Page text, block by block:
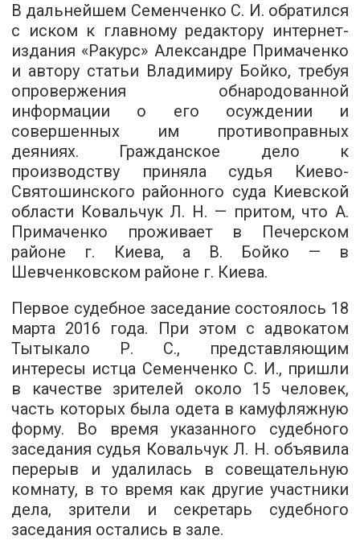
В дальнейшем Семенченко С. И. обратился
с иском к главному редактору интернет-
издания «Ракурс» Александре Примаченко
и автору статьи Владимиру Бойко, требуя
опровержения обнародованной
информации о его осуждении и
совершенных им противоправных
деяниях. Гражданское дело к
производству приняла судья Киево-
Святошинского районного суда Киевской
области Ковальчук Л. Н. — притом, что А.
Примаченко проживает в Печерском
районе г. Киева, а В. Бойко — в
Шевченковском районе г. Киева.
Первое судебное заседание состоялось 18
марта 2016 года. При этом с адвокатом
Тытыкало Р. С., представляющим
интересы истца Семенченко С. И., пришли
в качестве зрителей около 15 человек,
часть которых была одета в камуфляжную
форму. Во время указанного судебного
заседания судья Ковальчук Л. Н. объявила
перерыв и удалилась в совещательную
комнату, в то время как другие участники
дела, зрители и секретарь судебного
заседания остались в зале.